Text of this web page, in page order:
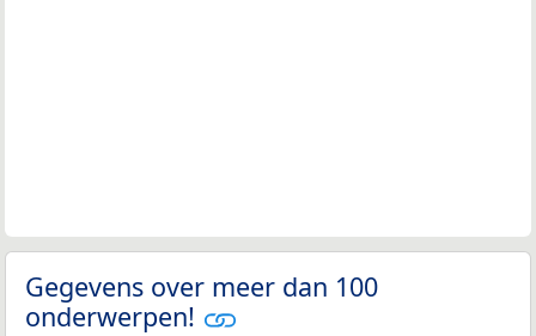
Gegevens over meer dan 100
onderwerpen!